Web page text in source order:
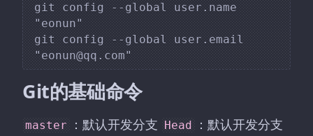
git config --global user.name
"eonun"
git config --global user.email
Git的基础命令
master ：默认开发分支 Head ：默认开发分支